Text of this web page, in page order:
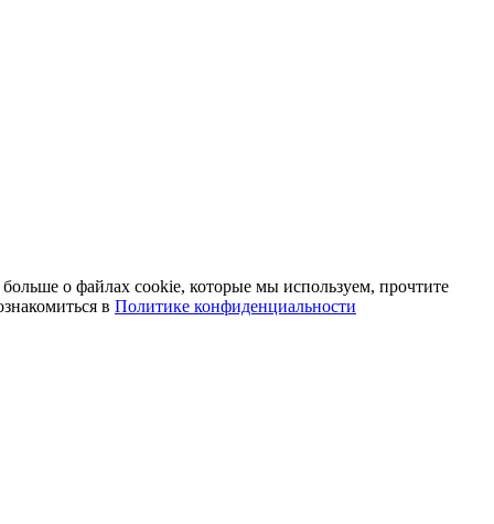
о файлах cookie, которые мы используем, прочтите
в Политике конфиденциальности